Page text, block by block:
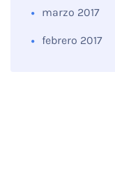
marzo 2017
febrero 2017